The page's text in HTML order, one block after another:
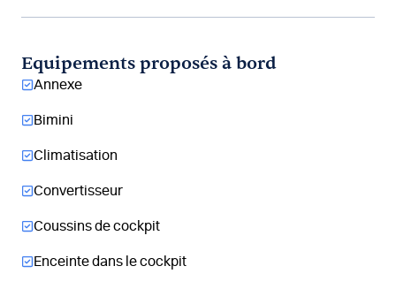
Equipements proposés à bord
Annexe
Bimini
Climatisation
Convertisseur
Coussins de cockpit
Enceinte dans le cockpit